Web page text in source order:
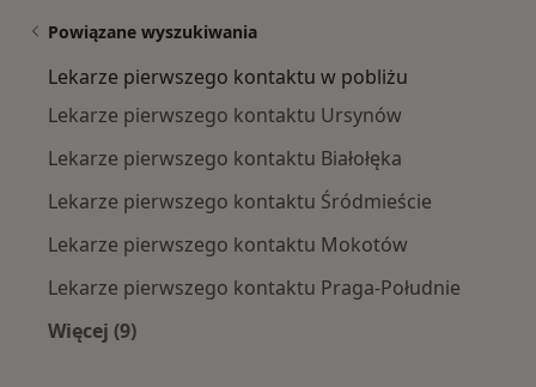
Powiązane wyszukiwania
Lekarze pierwszego kontaktu w pobliżu
Lekarze pierwszego kontaktu Ursynów
Lekarze pierwszego kontaktu Białołęka
Lekarze pierwszego kontaktu Śródmieście
Lekarze pierwszego kontaktu Mokotów
Lekarze pierwszego kontaktu Praga-Południe
Więcej (9)